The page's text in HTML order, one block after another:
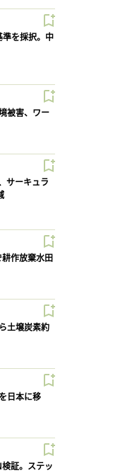
準を採択。中
被害、ワー
サーキュラ
耕作放棄水田
土壌炭素約
日本に移
検証。ステッ